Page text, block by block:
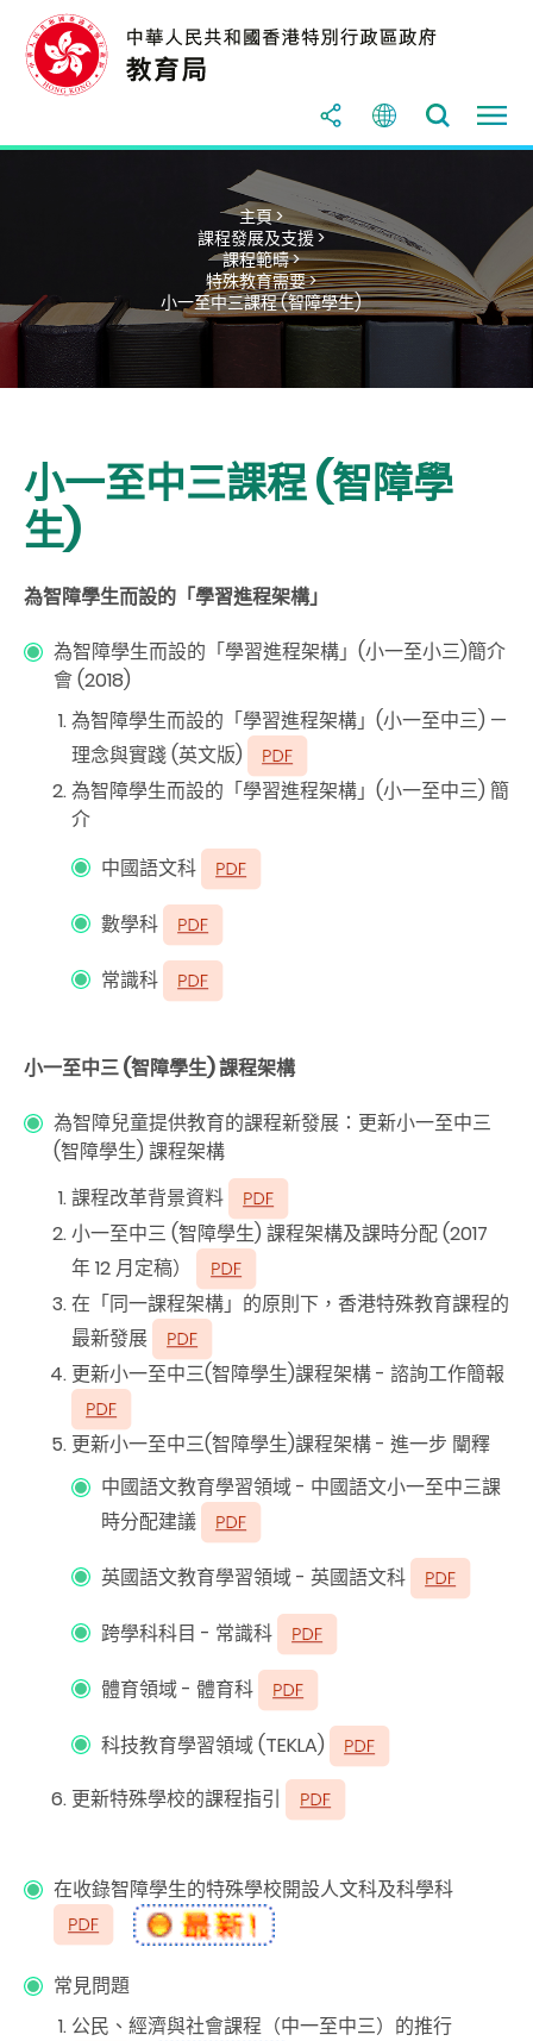
主頁 >
課程發展及支援 >
課程範疇 >
特殊教育需要 >
小一至中三課程 (智障學生)
小一至中三課程 (智障學
生)
為智障學生而設的「學習進程架構」
為智障學生而設的「學習進程架構」(小一至小三)簡介
會 (2018)
為智障學生而設的「學習進程架構」(小一至中三) —
理念與實踐 (英文版)
為智障學生而設的「學習進程架構」(小一至中三) 簡
介
中國語文科
數學科
常識科
小一至中三 (智障學生) 課程架構
為智障兒童提供教育的課程新發展：更新小一至中三
(智障學生) 課程架構
課程改革背景資料
小一至中三 (智障學生) 課程架構及課時分配 (2017
年 12 月定稿）
在「同一課程架構」的原則下，香港特殊教育課程的
最新發展
更新小一至中三(智障學生)課程架構 - 諮詢工作簡報
更新小一至中三(智障學生)課程架構 - 進一步 闡釋
中國語文教育學習領域 - 中國語文小一至中三課
時分配建議
英國語文教育學習領域 - 英國語文科
跨學科科目 - 常識科
體育領域 - 體育科
科技教育學習領域 (TEKLA)
更新特殊學校的課程指引
在收錄智障學生的特殊學校開設人文科及科學科
常見問題
公民、經濟與社會課程（中一至中三）的推行